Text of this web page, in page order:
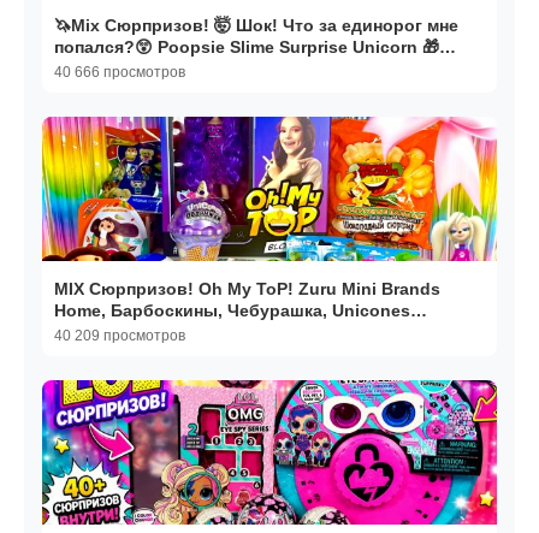
🦄Mix Сюрпризов! 🤯 Шок! Что за единорог мне
попался?😲 Poopsie Slime Surprise Unicorn 🎁
Лабубу
40 666 просмотров
MIX Сюрпризов! Oh My ToP! Zuru Mini Brands
Home, Барбоскины, Чебурашка, Unicones
Подружки
40 209 просмотров